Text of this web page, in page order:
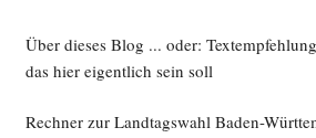
Über dieses Blog ... oder:
das hier eigentlich sein soll
Rechner zur Landtagswahl Baden-